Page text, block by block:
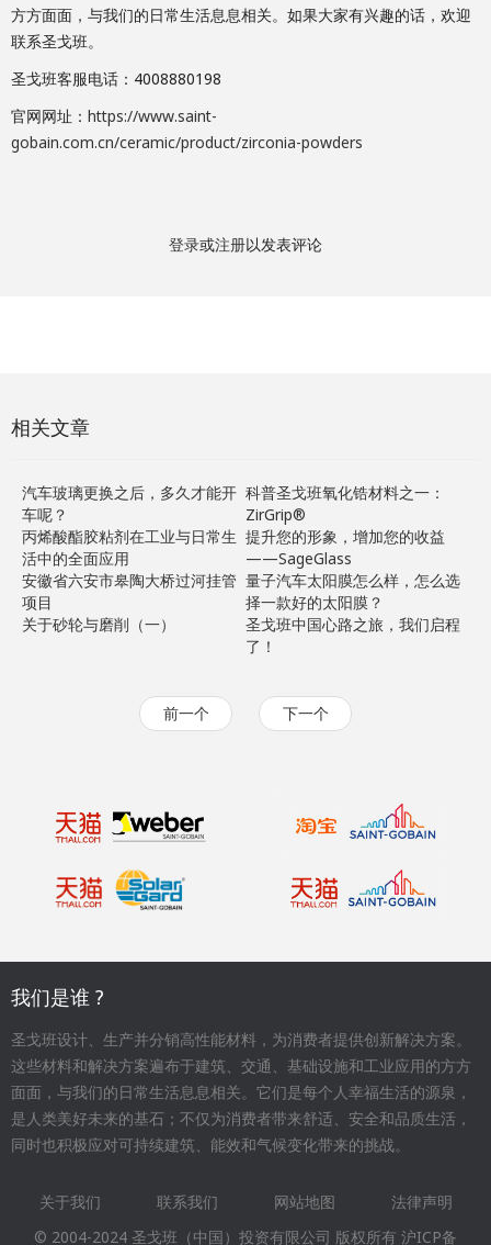
方方面面，与我们的日常生活息息相关。如果大家有兴趣的话，欢迎
联系圣戈班。
圣戈班客服电话：4008880198
官网网址： https://www.saint-
gobain.com.cn/ceramic/product/zirconia-powders
登录或注册以发表评论
相关文章
汽车玻璃更换之后，多久才能开
车呢？
丙烯酸酯胶粘剂在工业与日常生
活中的全面应用
安徽省六安市皋陶大桥过河挂管
项目
关于砂轮与磨削（一）
科普圣戈班氧化锆材料之一：
ZirGrip®
提升您的形象，增加您的收益
——SageGlass
量子汽车太阳膜怎么样，怎么选
择一款好的太阳膜？
圣戈班中国心路之旅，我们启程
了！
前一个 下一个
我们是谁 ?
圣戈班设计、生产并分销高性能材料，为消费者提供创新解决方案。
这些材料和解决方案遍布于建筑、交通、基础设施和工业应用的方方
面面，与我们的日常生活息息相关。它们是每个人幸福生活的源泉，
是人类美好未来的基石；不仅为消费者带来舒适、安全和品质生活，
同时也积极应对可持续建筑、能效和气候变化带来的挑战。
Footer
关于我们 联系我们 网站地图
法律声明
© 2004-2024 圣戈班（中国）投资有限公司 版权所有 沪ICP备